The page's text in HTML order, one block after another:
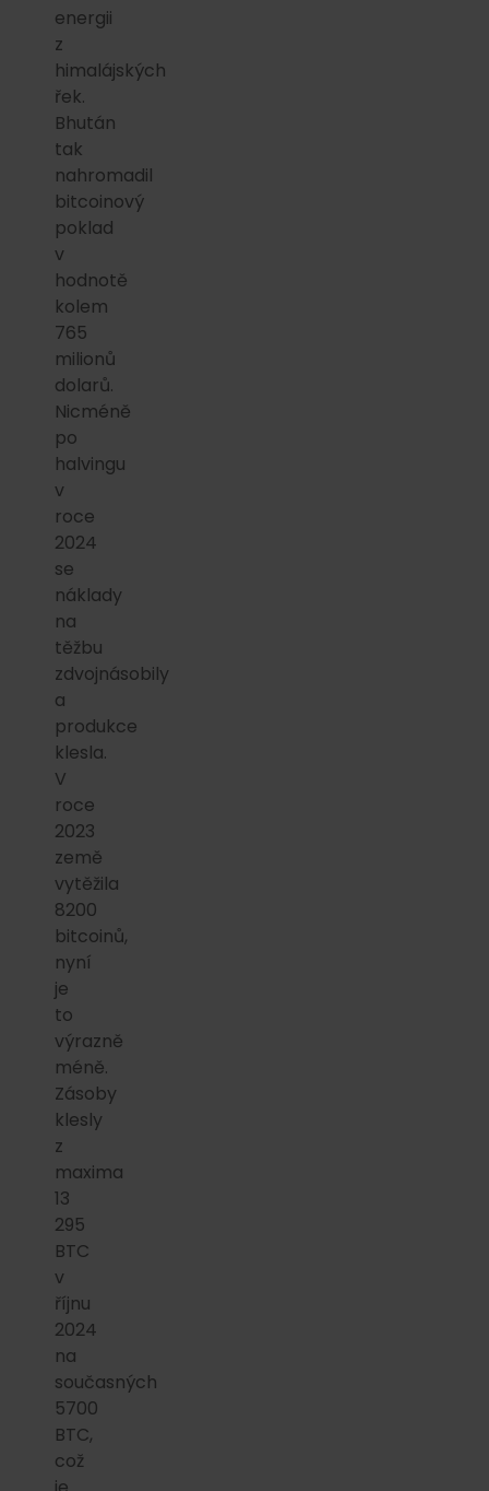
energii
z
himalájských
řek.
Bhután
tak
nahromadil
bitcoinový
poklad
v
hodnotě
kolem
765
milionů
dolarů.
Nicméně
po
halvingu
v
roce
2024
se
náklady
na
těžbu
zdvojnásobily
a
produkce
klesla.
V
roce
2023
země
vytěžila
8200
bitcoinů,
nyní
je
to
výrazně
méně.
Zásoby
klesly
z
maxima
13
295
BTC
v
říjnu
2024
na
současných
5700
BTC,
což